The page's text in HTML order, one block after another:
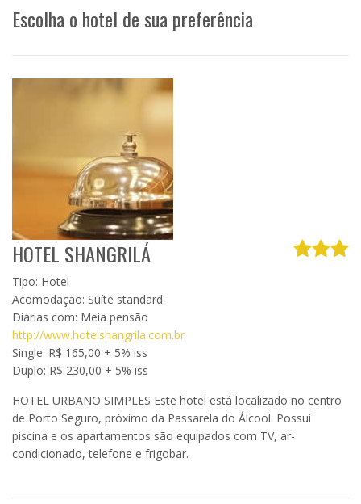
Escolha o hotel de sua preferência
HOTEL SHANGRILÁ
Tipo: Hotel
Acomodação: Suíte standard
Diárias com: Meia pensão
http://www.hotelshangrila.com.br
Single: R$ 165,00 + 5% iss
Duplo: R$ 230,00 + 5% iss
HOTEL URBANO SIMPLES Este hotel está localizado no centro
de Porto Seguro, próximo da Passarela do Álcool. Possui
piscina e os apartamentos são equipados com TV, ar-
condicionado, telefone e frigobar.